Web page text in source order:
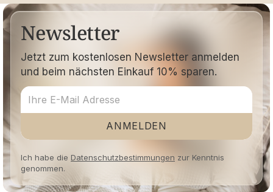
Newsletter
Jetzt zum kostenlosen Newsletter anmelden
und beim nächsten Einkauf 10% sparen.
ANMELDEN
Ich habe die Datenschutzbestimmungen zur Kenntnis
genommen.